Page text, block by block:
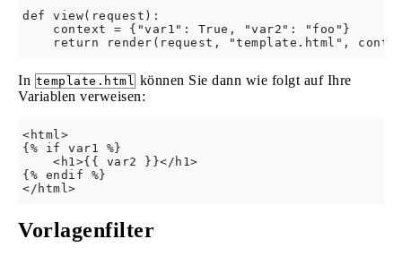
def view(request):
    context = {"var1": True, "var2": "foo"}
In template.html können Sie dann wie folgt auf Ihre
Variablen verweisen:
<html>
{% if var1 %}
    <h1>{{ var2 }}</h1>
{% endif %}
Vorlagenfilter